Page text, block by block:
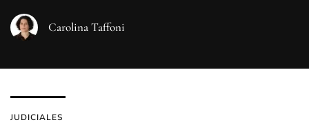
Carolina Taffoni
JUDICIALES